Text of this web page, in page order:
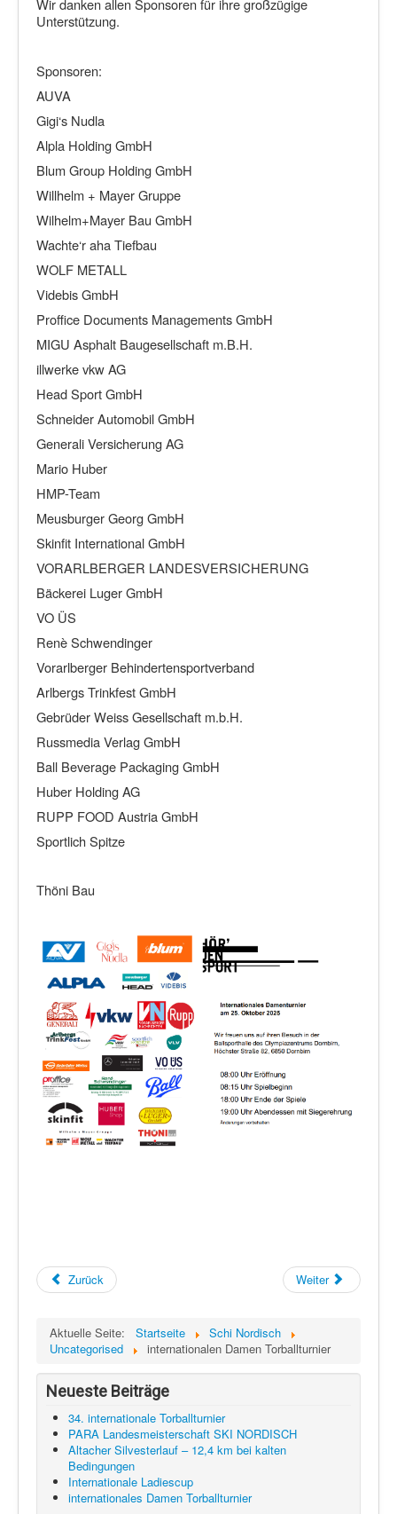
Wir danken allen Sponsoren für ihre großzügige
Unterstützung.
Sponsoren:
AUVA
Gigi‘s Nudla
Alpla Holding GmbH
Blum Group Holding GmbH
Willhelm + Mayer Gruppe
Wilhelm+Mayer Bau GmbH
Wachte‘r aha Tiefbau
WOLF METALL
Videbis GmbH
Proffice Documents Managements GmbH
MIGU Asphalt Baugesellschaft m.B.H.
illwerke vkw AG
Head Sport GmbH
Schneider Automobil GmbH
Generali Versicherung AG
Mario Huber
HMP-Team
Meusburger Georg GmbH
Skinfit International GmbH
VORARLBERGER LANDESVERSICHERUNG
Bäckerei Luger GmbH
VO ÜS
Renè Schwendinger
Vorarlberger Behindertensportverband
Arlbergs Trinkfest GmbH
Gebrüder Weiss Gesellschaft m.b.H.
Russmedia Verlag GmbH
Ball Beverage Packaging GmbH
Huber Holding AG
RUPP FOOD Austria GmbH
Sportlich Spitze
Thöni Bau
Zurück Weiter
Aktuelle Seite: Startseite
Schi Nordisch
Uncategorised
internationalen Damen Torballturnier
Neueste Beiträge
34. internationale Torballturnier
PARA Landesmeisterschaft SKI NORDISCH
Altacher Silvesterlauf – 12,4 km bei kalten
Bedingungen
Internationale Ladiescup
internationales Damen Torballturnier